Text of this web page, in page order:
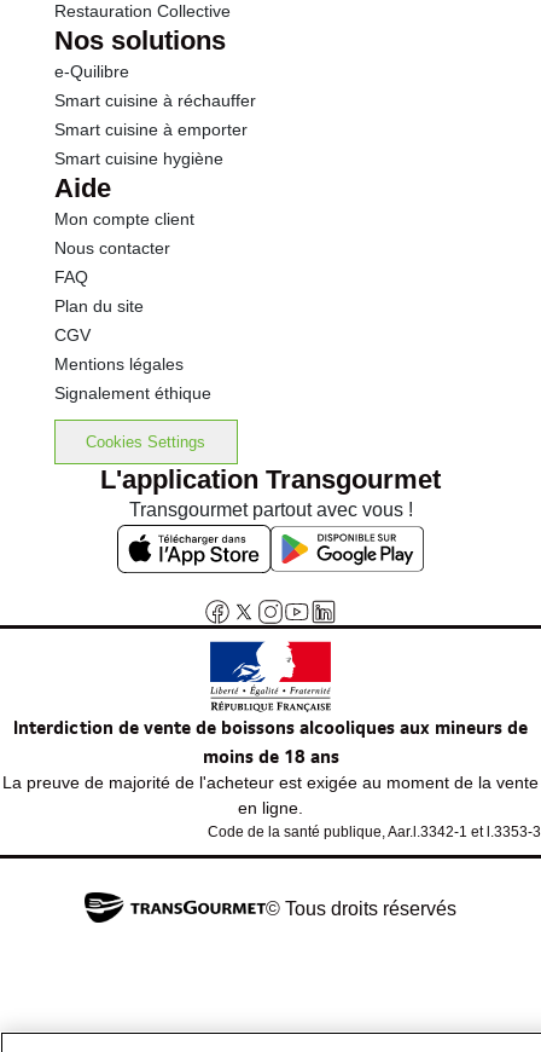
Thiamine
Riboflavine
Niacine
Vitamine B 6
dont Acide folique
Vitamine B 12
dont Acide pantothénique
Potassium
Calcium 0.00 mg
Phosphore 0.00 mg
Restauration Collective
Nos solutions
e-Quilibre
Smart cuisine à réchauffer
Smart cuisine à emporter
Smart cuisine hygiène
Aide
Mon compte client
Nous contacter
FAQ
Plan du site
CGV
Mentions légales
Signalement éthique
Cookies Settings
L'application Transgourmet
Transgourmet partout avec vous !
Interdiction de vente de boissons alcooliques aux mineurs de
moins de 18 ans
La preuve de majorité de l'acheteur est exigée au moment de la vente
en ligne.
Code de la santé publique, Aar.l.3342-1 et l.3353-3
© Tous droits réservés